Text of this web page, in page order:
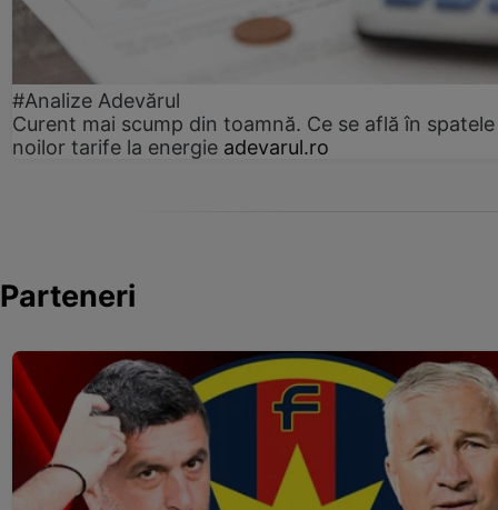
#Analize Adevărul
Curent mai scump din toamnă. Ce se află în spatele
noilor tarife la energie adevarul.ro
Parteneri